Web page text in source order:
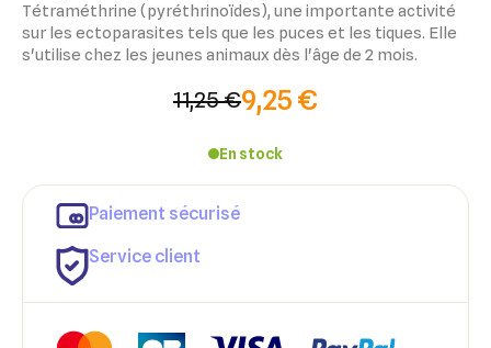
Tétraméthrine (pyréthrinoïdes), une importante activité
sur les ectoparasites tels que les puces et les tiques. Elle
s'utilise chez les jeunes animaux dès l'âge de 2 mois.
9,25 €
11,25 €
En stock
Paiement sécurisé
Service client